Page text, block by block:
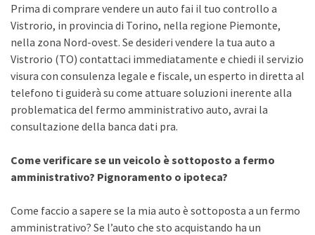
Prima di comprare vendere un auto fai il tuo controllo a
Vistrorio, in provincia di Torino, nella regione Piemonte,
nella zona Nord-ovest. Se desideri vendere la tua auto a
Vistrorio (TO) contattaci immediatamente e chiedi il servizio
visura con consulenza legale e fiscale, un esperto in diretta al
telefono ti guiderà su come attuare soluzioni inerente alla
problematica del fermo amministrativo auto, avrai la
consultazione della banca dati pra.
Come verificare se un veicolo è sottoposto a fermo
amministrativo? Pignoramento o ipoteca?
Come faccio a sapere se la mia auto è sottoposta a un fermo
amministrativo? Se l’auto che sto acquistando ha un